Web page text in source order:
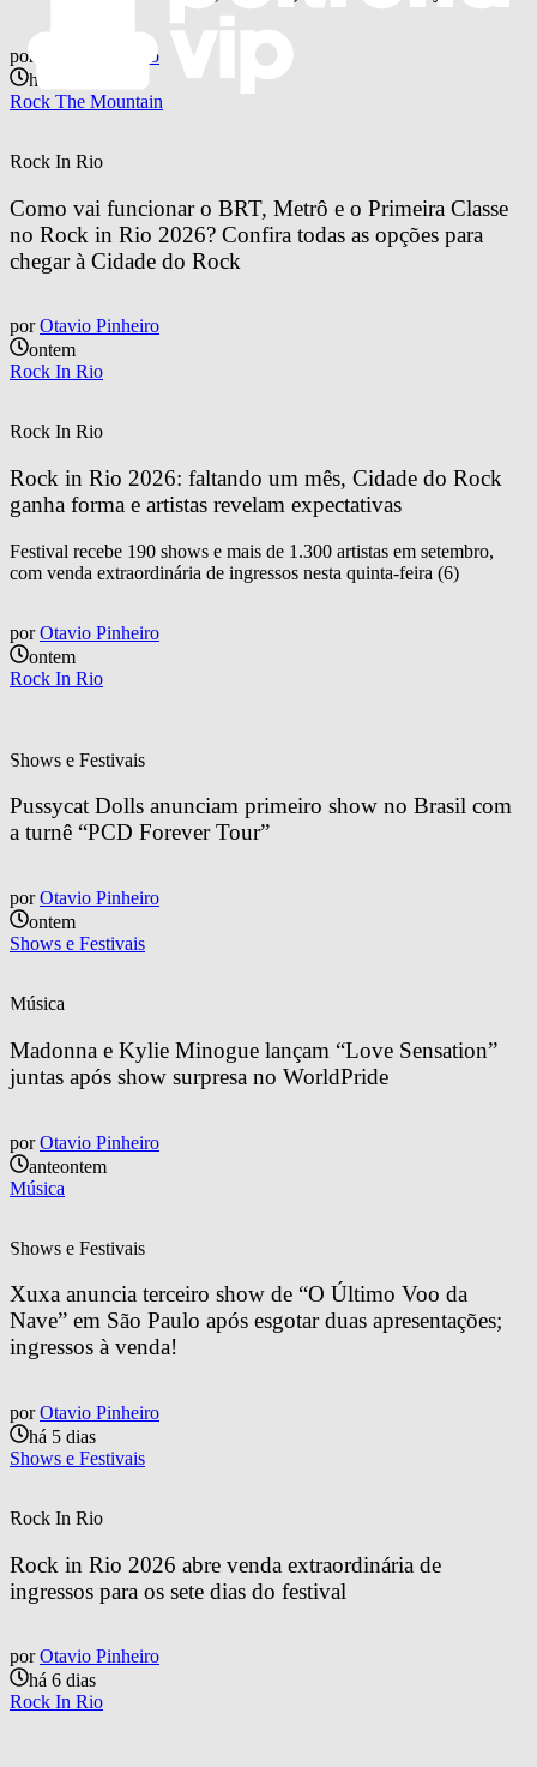
por
Otavio Pinheiro
há 19 horas
Rock The Mountain
Rock In Rio
Como vai funcionar o BRT, Metrô e o Primeira Classe
no Rock in Rio 2026? Confira todas as opções para
chegar à Cidade do Rock
por Otavio Pinheiro
ontem
Rock In Rio
Rock In Rio
Rock in Rio 2026: faltando um mês, Cidade do Rock
ganha forma e artistas revelam expectativas
Festival recebe 190 shows e mais de 1.300 artistas em setembro,
com venda extraordinária de ingressos nesta quinta-feira (6)
por Otavio Pinheiro
ontem
Rock In Rio
Shows e Festivais
Pussycat Dolls anunciam primeiro show no Brasil com
a turnê “PCD Forever Tour”
por Otavio Pinheiro
ontem
Shows e Festivais
Música
Madonna e Kylie Minogue lançam “Love Sensation”
juntas após show surpresa no WorldPride
por Otavio Pinheiro
anteontem
Música
Shows e Festivais
Xuxa anuncia terceiro show de “O Último Voo da
Nave” em São Paulo após esgotar duas apresentações;
ingressos à venda!
por Otavio Pinheiro
há 5 dias
Shows e Festivais
Rock In Rio
Rock in Rio 2026 abre venda extraordinária de
ingressos para os sete dias do festival
por Otavio Pinheiro
há 6 dias
Rock In Rio